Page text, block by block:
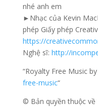
nhé anh em
►Nhạc của Kevin
phép Giấy phép
https://
Nghệ sĩ: http://
“Royalty Free Music by
free-music“
© Bản quyền thuộc về